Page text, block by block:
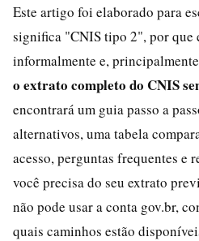
Este artigo foi elaborado para
significa "CNIS tipo 2", por que
informalmente e,
o extrato completo do CNIS
encontrará um guia passo a
alternativos, uma tabela
acesso, perguntas frequentes e
você precisa do seu extrato
não pode usar a conta gov.br,
quais caminhos estão